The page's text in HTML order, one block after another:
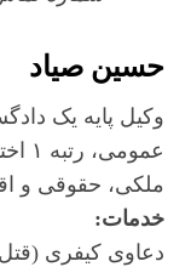
حسین صیاد
وکیل پایه یک
ملکی، حقوقی و
خدمات:
دعاوی کیفری